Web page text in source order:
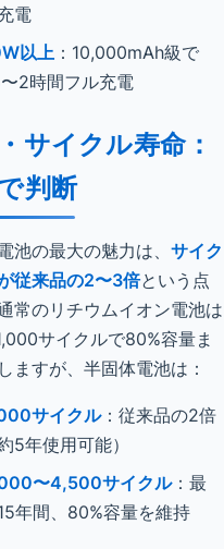
電
以上 ：10,000mAh級で
〜2時間フル充電
サイクル寿命：
判断
池の最大の魅力は、 サイク
従来品の2〜3倍という点
常のリチウムイオン電池は
サイクルで80%容量ま
ますが、半固体電池は：
サイクル：従来品の2倍
約5年使用可能）
〜4,500サイクル：最
年間、80%容量を維持